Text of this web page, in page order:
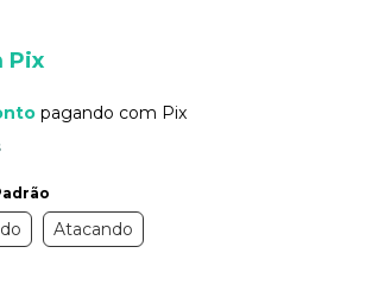
Pix
pagando com Pix
Atacando